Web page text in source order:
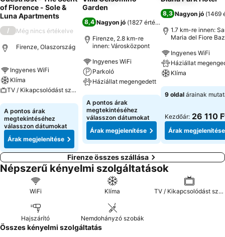
of Florence - Sole &
Luna Apartments
/ Még nincs értékelve
Firenze, Olaszország
Ingyenes WiFi
Klíma
TV / Kikapcsolódást szolgáló extrák
Árak megjelenítése
A pontos árak
megtekintéséhez
válasszon dátumokat
Árak megjelenítése
Garden
8,4 Nagyon jó (1827 értékelés
Firenze, 2.8 km-re
innen: Városközpont
Ingyenes WiFi
Parkoló
Háziállat megengedett
Árak megjelenítése
A pontos árak
megtekintéséhez
válasszon dátumokat
Árak megjelenítése
8,3 Nagyon jó (1469
1.7 km-re innen:
Maria del Fiore
Ingyenes WiFi
Háziállat
Klíma
Árak
9 oldal árainak
Kezdőár: 26 110
Árak megjelenítése
Firenze összes szállása
Népszerű kényelmi szolgáltatások
WiFi Klíma TV / Kikapcsolódást szolgáló extrák
Hajszárító Nemdohányzó szobák
Összes kényelmi szolgáltatás